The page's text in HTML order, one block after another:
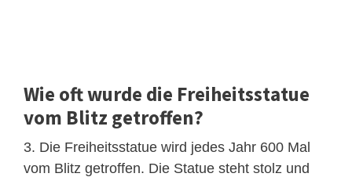
Wie oft wurde die Freiheitsstatue
vom Blitz getroffen?
3. Die Freiheitsstatue wird jedes Jahr 600 Mal
vom Blitz getroffen. Die Statue steht stolz und